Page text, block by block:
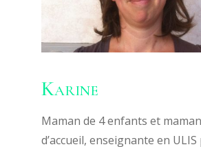
Karine
Maman de 4 enfants et maman
d’accueil, enseignante en